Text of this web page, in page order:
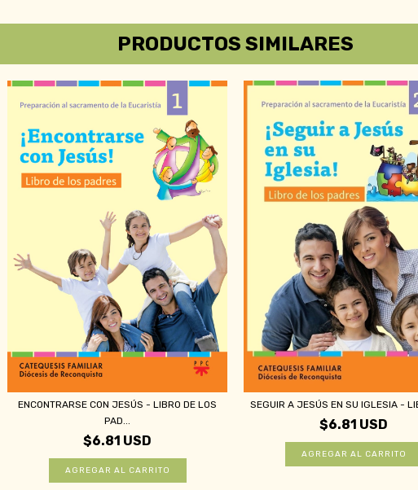
PRODUCTOS SIMILARES
ENCONTRARSE CON JESÚS - LIBRO DE LOS
PAD...
$6.81 USD
SEGUIR A JESÚS EN SU IGLESIA -
$6.81 USD